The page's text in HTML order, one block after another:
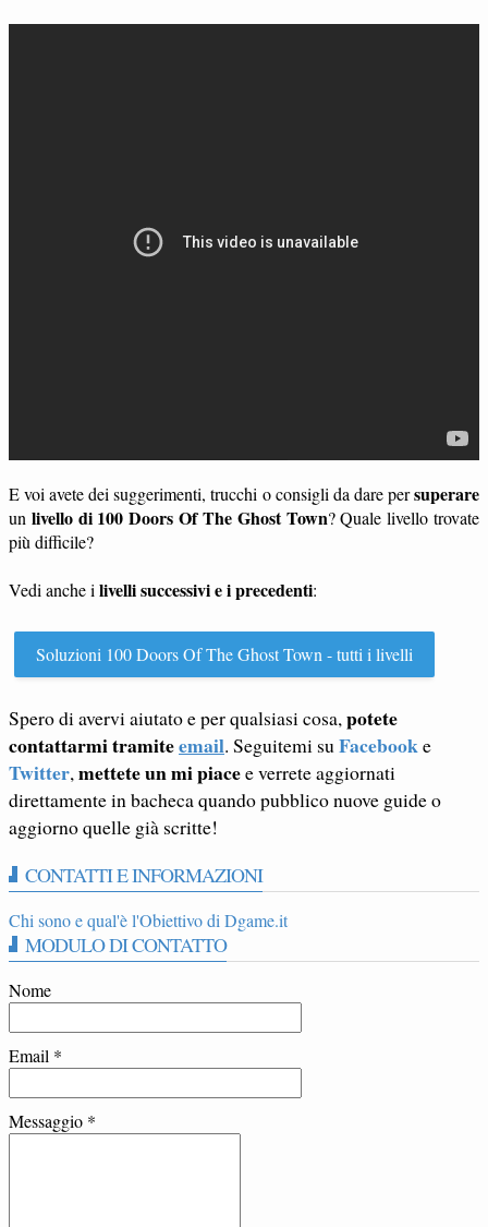
E voi avete dei suggerimenti, trucchi o consigli da dare persuperare
un livello di 100 Doors Of The Ghost Town? Quale livello trovate
più difficile?
Vedi anche i livelli successivi e i precedenti:
Soluzioni 100 Doors Of The Ghost Town - tutti i livelli
Spero di avervi aiutato e per qualsiasi cosa, potete
contattarmi tramiteemail. Seguitemi su Facebooke
Twitter, mettete un mi piacee verrete aggiornati
direttamente in bacheca quando pubblico nuove guide o
aggiorno quelle già scritte!
CONTATTI E INFORMAZIONI
Chi sono e qual'è l'Obiettivo di Dgame.it
MODULO DI CONTATTO
Nome
Email *
Messaggio *